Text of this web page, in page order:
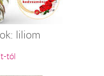
liliom
tól